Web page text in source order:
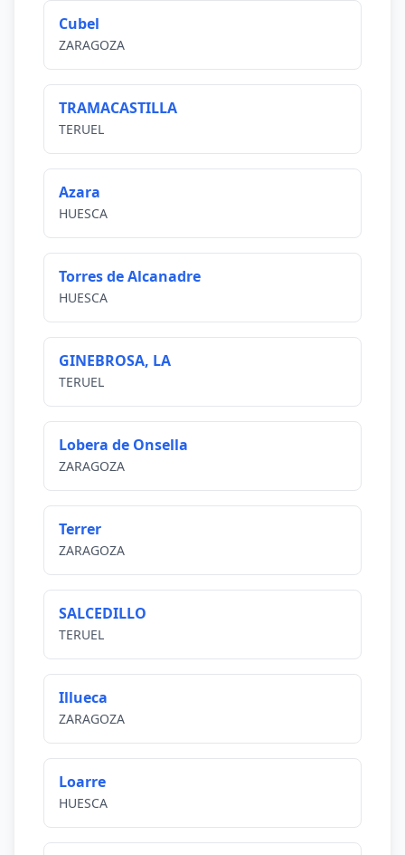
Cubel
ZARAGOZA
TRAMACASTILLA
TERUEL
Azara
HUESCA
Torres de Alcanadre
HUESCA
GINEBROSA, LA
TERUEL
Lobera de Onsella
ZARAGOZA
Terrer
ZARAGOZA
SALCEDILLO
TERUEL
Illueca
ZARAGOZA
Loarre
HUESCA